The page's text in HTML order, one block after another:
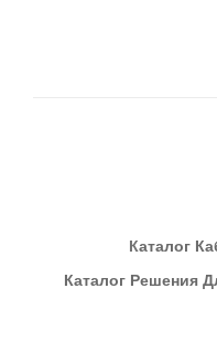
КАталог
Каталог Решения